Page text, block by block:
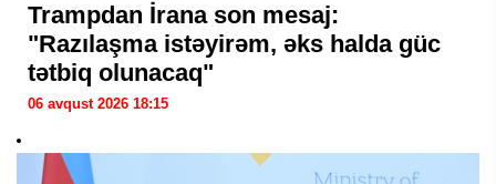
Trampdan İrana son mesaj:
"Razılaşma istəyirəm, əks halda güc
tətbiq olunacaq"
06 avqust 2026 18:15